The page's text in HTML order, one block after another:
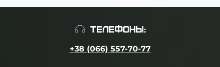
ТЕЛЕФОНЫ:
+38 (066) 557-70-77